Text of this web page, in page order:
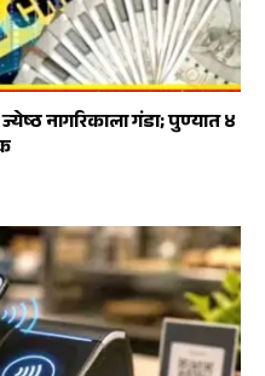
नागरिकाला गंडा; पुण्यात ४